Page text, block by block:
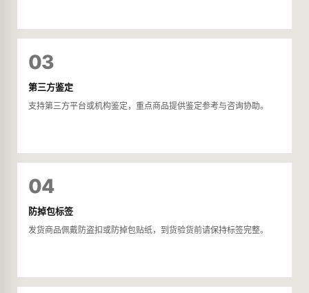
03
第三方鉴定
支持第三方平台或机构鉴定，重点商品提供鉴定参考与咨询协助。
04
防掉包标签
发货商品佩戴防盗扣或防掉包贴纸，到货验货前请保持标签完整。